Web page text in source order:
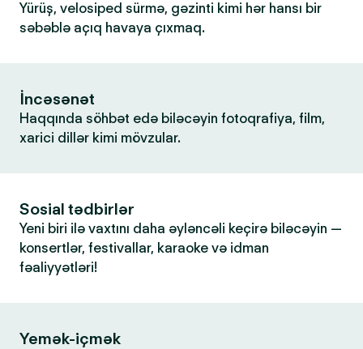
Yürüş, velosiped sürmə, gəzinti kimi hər hansı bir
səbəblə açıq havaya çıxmaq.
İncəsənət
Haqqında söhbət edə biləcəyin fotoqrafiya, film,
xarici dillər kimi mövzular.
Sosial tədbirlər
Yeni biri ilə vaxtını daha əyləncəli keçirə biləcəyin —
konsertlər, festivallar, karaoke və idman
fəaliyyətləri!
Yemək-içmək